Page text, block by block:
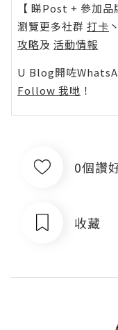
【 睇Post + 參加品
瀏覽更多社群 打卡 丶
攻略及 活動情報
U Blog開咗
Follow 我哋 ！
0個讚
收藏